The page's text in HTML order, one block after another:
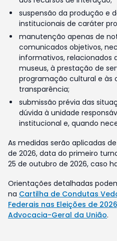
suspensão da produção e
institucionais de caráter
manutenção apenas de
comunicados objetivos,
informativos, relacionados
museus, à prestação de
programação cultural e às
transparência;
submissão prévia das
dúvida à unidade
institucional e, quando
As medidas serão aplicadas
de 2026, data do primeiro
25 de outubro de 2026, caso
Orientações detalhadas
na Cartilha de Condutas
Federais nas Eleições de
Advocacia-Geral da União.